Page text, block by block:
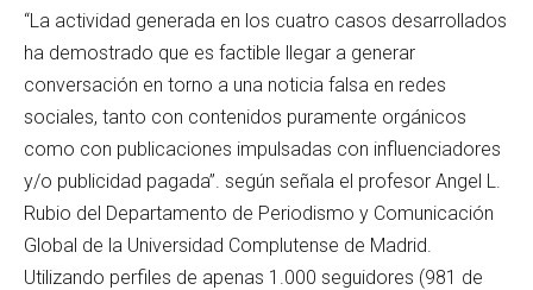
“La actividad generada en los cuatro casos desarrollados
ha demostrado que es factible llegar a generar
conversación en torno a una noticia falsa en redes
sociales, tanto con contenidos puramente orgánicos
como con publicaciones impulsadas con influenciadores
y/o publicidad pagada”. según señala el profesor Angel L.
Rubio del Departamento de Periodismo y Comunicación
Global de la Universidad Complutense de Madrid.
Utilizando perfiles de apenas 1.000 seguidores (981 de